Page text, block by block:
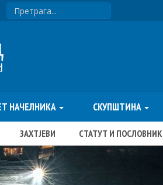
НАЧЕЛНИКА СКУПШТИНА
ЗАХТЈЕВИ СТАТУТ И ПОСЛОВНИК